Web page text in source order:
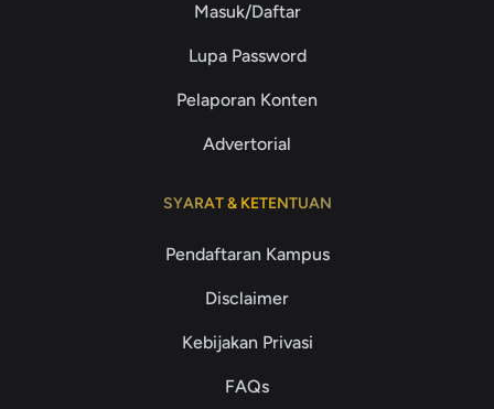
Masuk/Daftar
Lupa Password
Pelaporan Konten
Advertorial
SYARAT & KETENTUAN
Pendaftaran Kampus
Disclaimer
Kebijakan Privasi
FAQs